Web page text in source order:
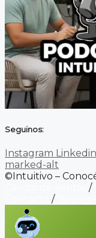
Seguinos:
Instagram Linkedin
marked-alt
©Intuitivo –
/
/